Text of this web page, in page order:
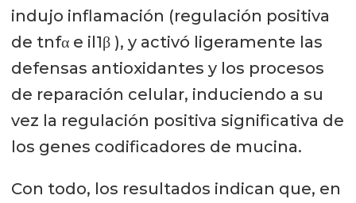
indujo inflamación (regulación positiva
de tnfα e il1β ), y activó ligeramente las
defensas antioxidantes y los procesos
de reparación celular, induciendo a su
vez la regulación positiva significativa de
los genes codificadores de mucina.
Con todo, los resultados indican que, en